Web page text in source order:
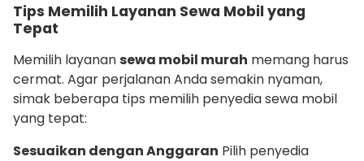
Tips Memilih Layanan Sewa Mobil yang
Tepat
Memilih layanansewa mobil murah memang harus
cermat. Agar perjalanan Anda semakin nyaman,
simak beberapa tips memilih penyedia sewa mobil
yang tepat:
Sesuaikan dengan Anggaran Pilih penyedia